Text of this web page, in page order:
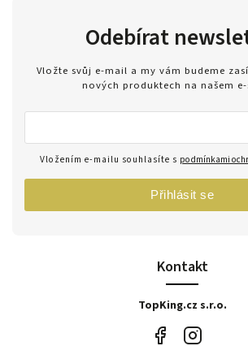
Kontakt
TopKing.cz s.r.o.
Odebírat
Vložte svůj e-mail a my vám budeme
nových produktech na našem
Vložením e-mailu souhlasíte s podmínkami
Přihlásit se